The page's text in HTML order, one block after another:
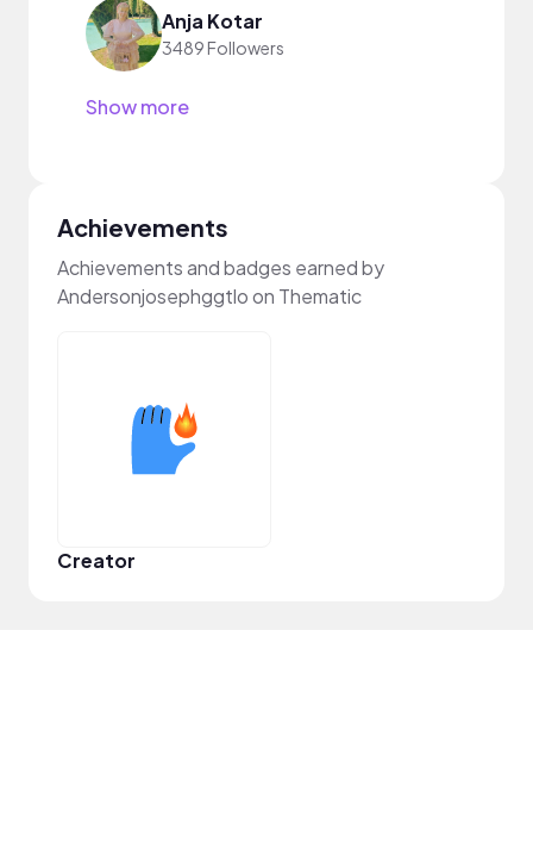
Anja Kotar
3489 Followers
Show more
Achievements
Achievements and badges earned by
Andersonjosephggtlo on Thematic
Creator